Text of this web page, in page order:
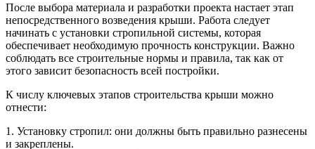
После выбора материала и разработки проекта настает этап
непосредственного возведения крыши. Работа следует
начинать с установки стропильной системы, которая
обеспечивает необходимую прочность конструкции. Важно
соблюдать все строительные нормы и правила, так как от
этого зависит безопасность всей постройки.
К числу ключевых этапов строительства крыши можно
отнести:
1. Установку стропил: они должны быть правильно разнесены
и закреплены.